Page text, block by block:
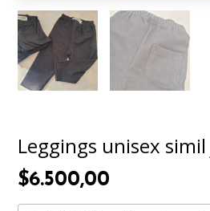
Leggings unisex
$6.500,00